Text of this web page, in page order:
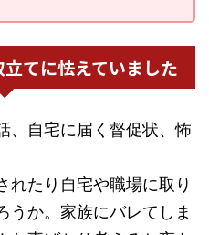
てに怯えていました
、自宅に届く督促状、怖
れたり自宅や職場に取り
うか。家族にバレてしま